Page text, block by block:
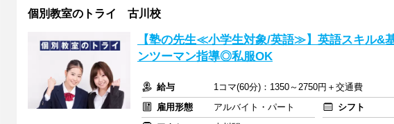
個別教室のトライ 古川校
【塾の先生≪小学生対象/英語≫】英語スキル&
ンツーマン指導◎私服OK
給与
1コマ(60分)：1350～2750円＋交通費
雇用形態
アルバイト・パート シフト